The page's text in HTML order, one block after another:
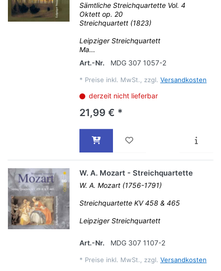
Sämtliche Streichquartette Vol. 4
Oktett op. 20
Streichquartett (1823)
Leipziger Streichquartett
Ma...
Art.-Nr.
MDG 307 1057-2
* Preise inkl. MwSt., zzgl. Versandkosten
derzeit nicht lieferbar
21,99 € *
W. A. Mozart - Streichquartette
W. A. Mozart (1756-1791)
Streichquartette KV 458 & 465
Leipziger Streichquartett
Art.-Nr. MDG 307 1107-2
* Preise inkl. MwSt., zzgl. Versandkosten